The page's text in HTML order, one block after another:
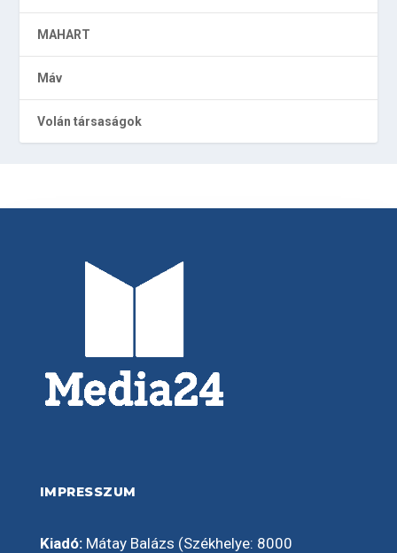
MAHART
Máv
Volán társaságok
IMPRESSZUM
Kiadó:Mátay Balázs (Székhelye: 8000